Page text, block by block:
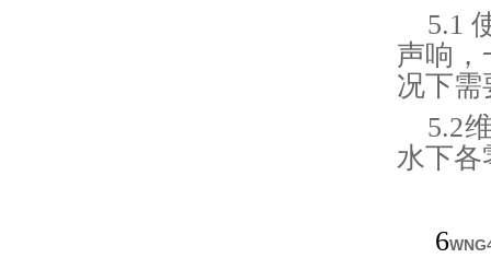
5.1
声响，
况下需
5.2
水下各
6